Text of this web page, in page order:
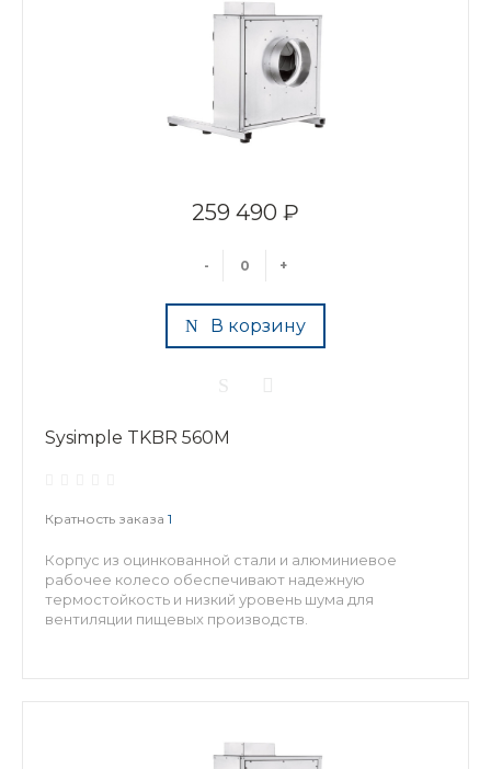
259 490 ₽
- +
В корзину
Sysimple TKBR 560M
Кратность заказа 1
Корпус из оцинкованной стали и алюминиевое
рабочее колесо обеспечивают надежную
термостойкость и низкий уровень шума для
вентиляции пищевых производств.